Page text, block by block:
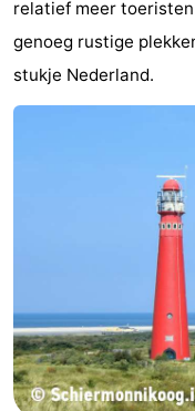
drinken
Vuurtoren
Evenementen
Boot
Waddenhoppen
Reisboekenwinkel
relatief meer
genoeg rustige
stukje Nederland.